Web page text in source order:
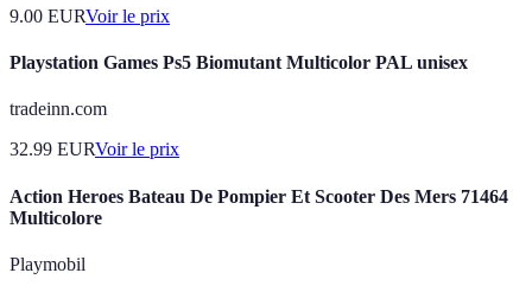
9.00 EURVoir le prix
Playstation Games Ps5 Biomutant Multicolor PAL unisex
tradeinn.com
32.99 EURVoir le prix
Action Heroes Bateau De Pompier Et Scooter Des Mers 71464
Multicolore
Playmobil